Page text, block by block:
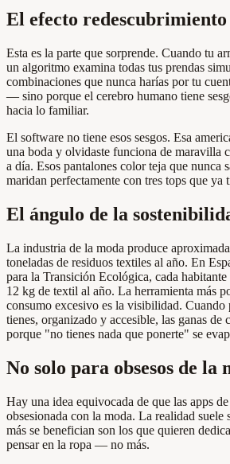
El efecto redescubrimiento
Esta es la parte que sorprende. Cuando tu
un algoritmo examina todas tus prendas
combinaciones que nunca harías por tu
— sino porque el cerebro humano tiene
hacia lo familiar.
El software no tiene esos sesgos. Esa
una boda y olvidaste funciona de maravilla
a día. Esos pantalones color teja que nunca
maridan perfectamente con tres tops que ya
El ángulo de la
La industria de la moda produce
toneladas de residuos textiles al año. En
para la Transición Ecológica, cada habitante
12 kg de textil al año. La herramienta más
consumo excesivo es la visibilidad. Cuando
tienes, organizado y accesible, las ganas de
porque "no tienes nada que ponerte" se
No solo para obsesos de la
Hay una idea equivocada de que las apps
obsesionada con la moda. La realidad suele
más se benefician son los que quieren
pensar en la ropa — no más.